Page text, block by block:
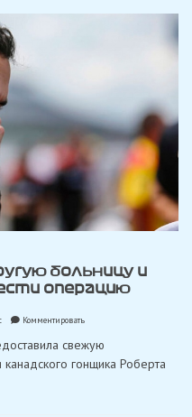
больницу и
операцию
Комментироватьon
перевезли
другую
свежую
гонщика Роберта